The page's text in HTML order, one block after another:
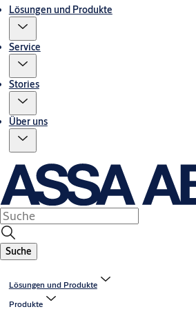
Lösungen und Produkte
Service
Stories
Über uns
Suche
Lösungen und Produkte
Produkte